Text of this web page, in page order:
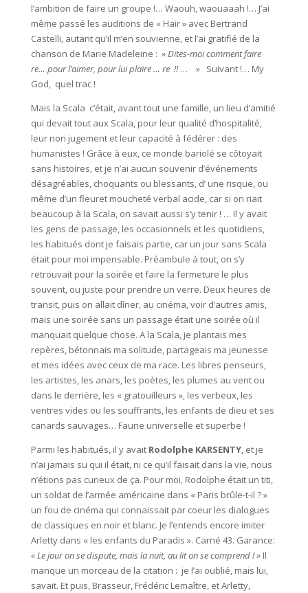
l’ambition de faire un groupe !… Waouh, waouaaah !… J’ai
même passé les auditions de « Hair » avec Bertrand
Castelli, autant qu’il m’en souvienne, et l’ai gratifié de la
chanson de Marie Madeleine : » Dites-moi comment faire
re… pour l’aimer, pour lui plaire … re !!… » Suivant !… My
God, quel trac !
Mais la Scala c’était, avant tout une famille, un lieu d’amitié
qui devait tout aux Scala, pour leur qualité d’hospitalité,
leur non jugement et leur capacité à fédérer : des
humanistes ! Grâce à eux, ce monde bariolé se côtoyait
sans histoires, et je n’ai aucun souvenir d’événements
désagréables, choquants ou blessants, d’ une risque, ou
même d’un fleuret moucheté verbal acide, car si on riait
beaucoup à la Scala, on savait aussi s’y tenir ! … Il y avait
les gens de passage, les occasionnels et les quotidiens,
les habitués dont je faisais partie, car un jour sans Scala
était pour moi impensable. Préambule à tout, on s’y
retrouvait pour la soirée et faire la fermeture le plus
souvent, ou juste pour prendre un verre. Deux heures de
transit, puis on allait dîner, au cinéma, voir d’autres amis,
mais une soirée sans un passage était une soirée où il
manquait quelque chose. A la Scala, je plantais mes
repères, bétonnais ma solitude, partageais ma jeunesse
et mes idées avec ceux de ma race. Les libres penseurs,
les artistes, les anars, les poètes, les plumes au vent ou
dans le derrière, les « gratouilleurs », les verbeux, les
ventres vides ou les souffrants, les enfants de dieu et ses
canards sauvages… Faune universelle et superbe !
Parmi les habitués, il y avait Rodolphe KARSENTY, et je
n’ai jamais su qui il était, ni ce qu’il faisait dans la vie, nous
n’étions pas curieux de ça. Pour moi, Rodolphe était un titi,
un soldat de l’armée américaine dans « Paris brûle-t-il ? »
un fou de cinéma qui connaissait par coeur les dialogues
de classiques en noir et blanc. Je l’entends encore imiter
Arletty dans « les enfants du Paradis ». Carné 43. Garance:
« Le jour on se dispute, mais la nuit, au lit on se comprend ! » Il
manque un morceau de la citation : je l’ai oublié, mais lui,
savait. Et puis, Brasseur, Frédéric Lemaître, et Arletty,